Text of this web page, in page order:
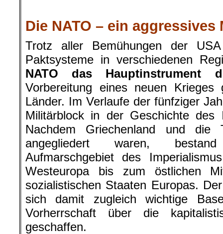
Die NATO – ein
Trotz aller Bemühungen der
Paktsysteme in verschiedenen
NATO das Hauptinstrument
Vorbereitung eines neuen Krieges
Länder. Im Verlaufe der fünfziger
Militärblock in der Geschichte des
Nachdem Griechenland und
angegliedert waren,
Aufmarschgebiet des
Westeuropa bis zum östlichen
sozialistischen Staaten Europas.
sich damit zugleich wichtige
Vorherrschaft über die
geschaffen.